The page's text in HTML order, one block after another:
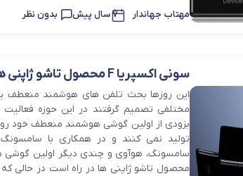
مهتاب جهاندار 7 سال پیش بدون نظر
سونی اکسپریا F محصول تاشو ژاپنی ها در راه است
این روزها بحث تلفن های هوشمند منعطف
مختلفی تصمیم گرفتند در این حوزه
بزودی از اولین گوشی هوشمند منعطف خود
محصول تاشو ژاپنی ها در راه است در حالی